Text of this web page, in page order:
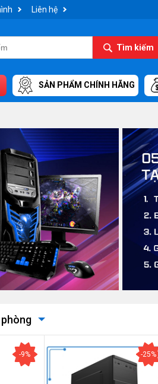
Liên hệ
Tìm kiếm
SẢN PHẨM CHÍNH HÃNG
-9% -25%